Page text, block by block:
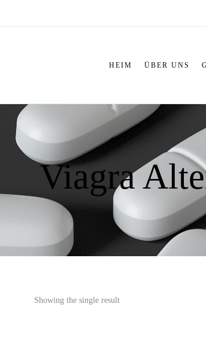
HEIM ÜBER UNS
Viagra
Showing the single result